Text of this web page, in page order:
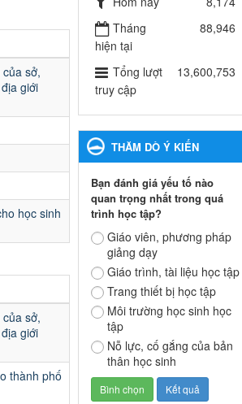
sở,
giới
học sinh
sở,
giới
thành phố
pháp luật năm 2025 của
ngành Giáo dục và Đào tạo
thành phố Bến Cát
Ngày ban hành: 28/02/2025
Quyết định công bố thủ tục
hành chính bị bãi bỏ trong
lĩnh vực giáo dục đào tạo
thuộc hệ giáo dục quốc
dân và cơ sở giáo dục khác
thuộc thẩm quyền giải
quyết của Sở Giáo dục và
Đào tạo, Ủy ban nhân dân
cấp huyện
Quyết định công bố thủ tục
hành chính bị bãi bỏ trong lĩnh
vực giáo dục đào tạo thuộc hệ
giáo dục quốc dân và cơ sở
giáo dục khác thuộc thẩm
quyền giải quyết của Sở Giáo
dục và Đào tạo, Ủy ban nhân
dân cấp huyện
Ngày ban hành: 30/09/2024
Tháng
hiện tại
88,946
Tổng lượt
truy cập
13,600,753
THĂM DÒ Ý KIẾN
Bạn đánh giá yếu tố nào
quan trọng nhất trong quá
trình học tập?
Giáo viên, phương pháp
giảng dạy
Giáo trình, tài liệu học tập
Trang thiết bị học tập
Môi trường học sinh học
tập
Nỗ lực, cố gắng của bản
thân học sinh